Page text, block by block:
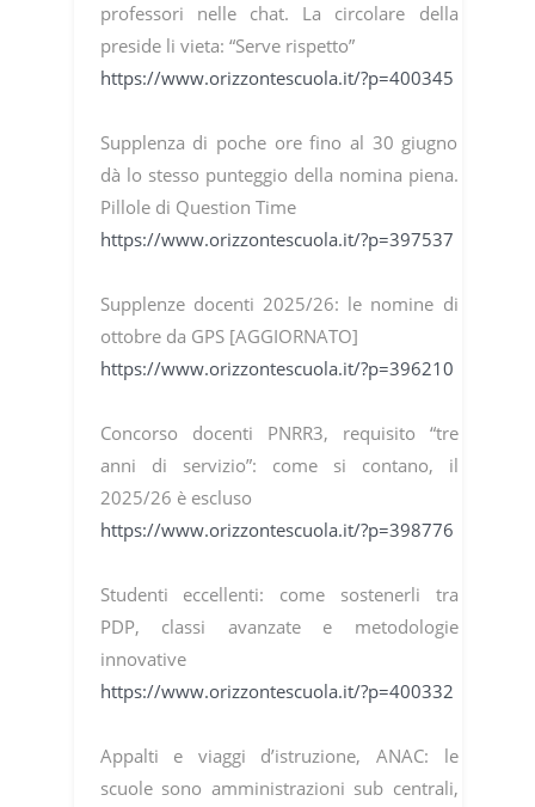
professori nelle chat. La circolare della
preside li vieta: “Serve rispetto”
https://www.orizzontescuola.it/?p=400345
Supplenza di poche ore fino al 30 giugno
dà lo stesso punteggio della nomina piena.
Pillole di Question Time
https://www.orizzontescuola.it/?p=397537
Supplenze docenti 2025/26: le nomine di
ottobre da GPS [AGGIORNATO]
https://www.orizzontescuola.it/?p=396210
Concorso docenti PNRR3, requisito “tre
anni di servizio”: come si contano, il
2025/26 è escluso
https://www.orizzontescuola.it/?p=398776
Studenti eccellenti: come sostenerli tra
PDP, classi avanzate e metodologie
innovative
https://www.orizzontescuola.it/?p=400332
Appalti e viaggi d’istruzione, ANAC: le
scuole sono amministrazioni sub centrali,